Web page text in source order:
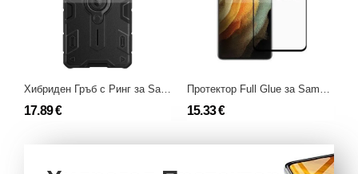
Хибриден Гръб с Ринг за Samsung Galaxy S21 Ultra 5G
17.89 €
Протектор Full Glue за Samsung Galaxy S21 Ultra 5G
15.33 €